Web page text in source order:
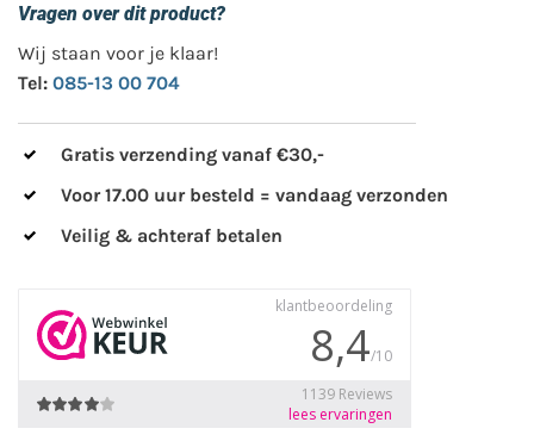
Vragen over dit product?
Wij staan voor je klaar!
Tel: 085-13 00 704
Gratis verzending vanaf €30,-
Voor 17.00 uur besteld = vandaag verzonden
Veilig & achteraf betalen